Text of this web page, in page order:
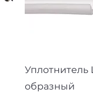
Быстрый
Уплотнитель
образный